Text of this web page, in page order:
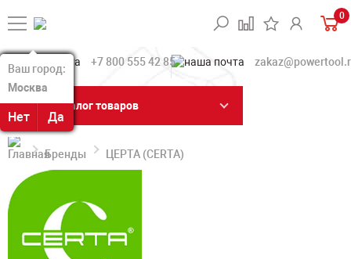
Ваш город:
Москва
Нет Да
Ваш город:
Москва
Нет Да
0
+7 800 555 42 85
Каталог товаров
Бренды ЦЕРТА (CERTA)